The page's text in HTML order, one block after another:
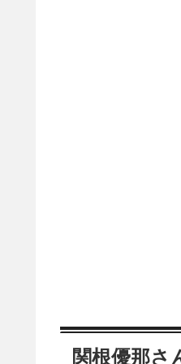
関根優那さ